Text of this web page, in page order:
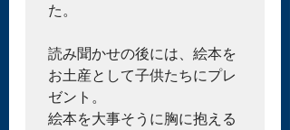
た。
読み聞かせの後には、絵本を
お土産として子供たちにプレ
ゼント。
絵本を大事そうに胸に抱える